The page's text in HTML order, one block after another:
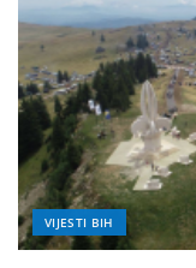
VIJESTI BIH